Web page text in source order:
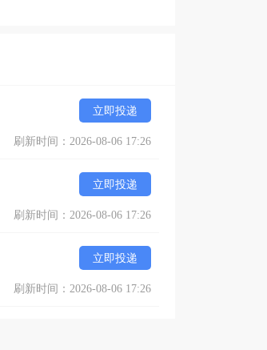
立即投递
刷新时间：2026-08-06 17:26
立即投递
刷新时间：2026-08-06 17:26
立即投递
刷新时间：2026-08-06 17:26